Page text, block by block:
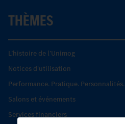
THÈMES
L’histoire de l’Unimog
Notices d'utilisation
Performance. Pratique. Personnalités.
Salons et événements
Services financiers